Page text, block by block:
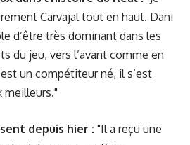
Carvajal tout en haut. Dani
d’être très dominant dans les
du jeu, vers l’avant comme en
un compétiteur né, il s’est
meilleurs."
depuis hier : "Il a reçu une